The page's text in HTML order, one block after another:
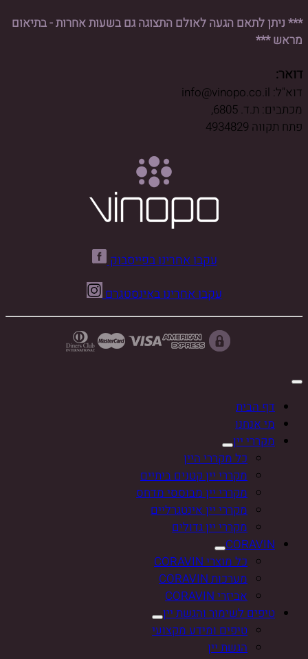
*** ניתן לתאם הגעה לאולם התצוגה גם בשעות אחרות - בתיאום
מראש ***
דואר:
דוא"ל: info@vinopo.co.il
מכתבים: ת.ד. 6805,
פתח תקווה 4934829
עקבו אחרינו בפייסבוק
עקבו אחרינו באינסטגרם
דף הבית
מי אנחנו
מקררי יין
כל מקררי היין
מקררי יין קטנים ביתיים
מקררי יין מבוססי מדחס
מקררי יין אינטגרליים
מקררי יין גדולים
CORAVIN
כל מוצרי CORAVIN
מערכות CORAVIN
אביזרי CORAVIN
טיפים לשימור והגשת יין
טיפים ומידע מקצועי
הגשת יין